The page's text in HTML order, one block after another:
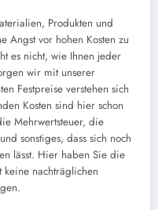
Produkten und
Angst vor hohen Kosten zu
es nicht, wie Ihnen jeder
wir mit unserer
Festpreise verstehen sich
Kosten sind hier schon
Mehrwertsteuer, die
sonstiges, dass sich noch
lässt. Hier haben Sie die
nachträglichen